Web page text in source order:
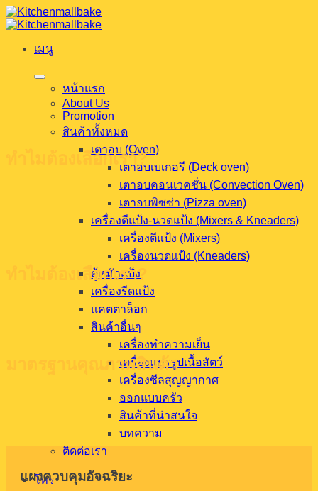
ข้าม
ไป
เมนู
หน้าแรก
About Us
Promotion
สินค้าทั้งหมด
เตาอบ (Oven)
เตาอบเบเกอรี (Deck oven)
เตาอบคอนเวคชั่น (Convection Oven)
เตาอบพิซซ่า (Pizza oven)
เครื่องตีแป้ง-นวดแป้ง (Mixers & Kneaders)
เครื่องตีแป้ง (Mixers)
เครื่องนวดแป้ง (Kneaders)
ตู้หมักแป้ง
เครื่องรีดแป้ง
แคตตาล็อก
สินค้าอื่นๆ
เครื่องทำความเย็น
เครื่องแปรรูปเนื้อสัตว์
เครื่องซีลสุญญากาศ
ออกแบบครัว
สินค้าที่น่าสนใจ
บทความ
ติดต่อเรา
โทร
ทำไมต้องเลือกเรา?
ทำไมต้องเลือกเรา?
มาตรฐานคุณภาพสินค้า
แผงควบคุมอัจฉริยะ